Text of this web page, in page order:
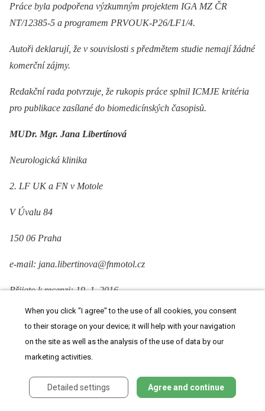
Práce byla podpořena výzkumným projektem IGA MZ ČR
NT/12385-5 a programem PRVOUK-P26/LF1/4.
Autoři deklarují, že v souvislosti s předmětem studie nemají žádné
komerční zájmy.
Redakční rada potvrzuje, že rukopis práce splnil ICMJE kritéria
pro publikace zasílané do biomedicínských časopisů.
MUDr. Mgr. Jana Libertínová
Neurologická klinika
2. LF UK a FN v Motole
V Úvalu 84
150 06 Praha
e-mail: jana.libertinova@fnmotol.cz
Přijato k recenzi: 19. 1. 2016
Přijato do tisku: 18. 3. 2016
SOURCES
When you click "I agree" to the use of all cookies, you consent
to their storage on your device; it will help with your navigation
on the site as well as the analysis of the use of data by our
marketing activities.
Detailed settings Agree and continue